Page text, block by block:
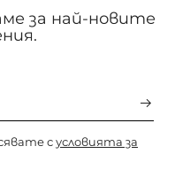
за най-новите
сусловията за